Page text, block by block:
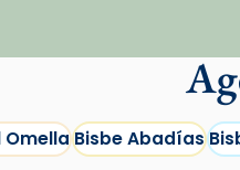
Bisbe Abadías